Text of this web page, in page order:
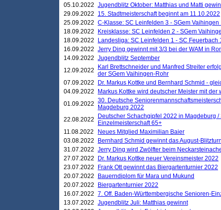
05.10.2022 Jugendblitz Oktober: Matthias und Matti
29.09.2022
15. Stadtmeisterschaft beginnt am 11.10.2022
25.09.2022 C-Klasse: SC Leinfelden 3 - SGem Vaihingen
18.09.2022
Kreisklasse: SC Leinfelden 2 - SGem
18.09.2022
Landesliga: SC Leinfelden 1 - SC Feuerbach
16.09.2022 Jerry Ding gewinnt mit 3/3 bei der WAM in
14.09.2022 Jugendblitz September
12.09.2022
Karl Brettschneider und Manfred Streiter
der SGem Vaihingen-Rohr
07.09.2022
Dr. Markus Kottke und Bernhard Schmid -
04.09.2022
Markus Kottke wird deutscher Meister mit
01.09.2022 30. Deutsche
Magdeburg 2022
22.08.2022
Deutscher Schachgipfel 2022 in Magdeburg
Einzelmeisterschaft 65+
11.08.2022
Neues Mitglied Maximilian Baier
03.08.2022
Bernhard Schmid gewinnt das August-
31.07.2022 Jerry Ding wird Zwölfter beim
27.07.2022
Dr. Markus Kottke neuer Vereinsmeister 2022
23.07.2022
Frank Ott gewinnt das Biergartenturnier 2022
20.07.2022
Bauerndiplom für Mara und Mukund
20.07.2022
Biergartenturnier 2022
16.07.2022 7. Off. Baden-Württembergische Senioren-
13.07.2022 Jugendblitz Juli: Matthias gewinnt